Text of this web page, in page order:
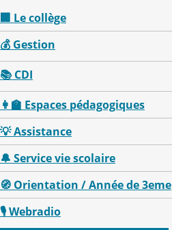
🏢 Le collège
💰 Gestion
📚 CDI
👩‍🏫 Espaces pédagogiques
💡 Assistance
🔔 Service vie scolaire
🧭 Orientation / Année de 3eme
🎙 Webradio